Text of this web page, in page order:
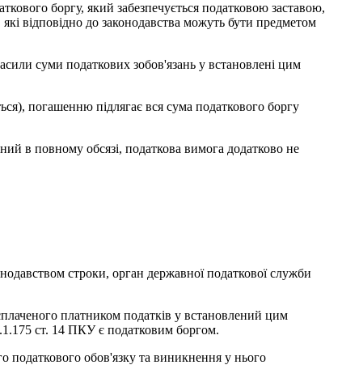
боргу, який забезпечується податковою заставою,
відповідно до законодавства можуть бути предметом
суми податкових зобов'язань у встановлені цим
погашенню підлягає вся сума податкового боргу
в повному обсязі, податкова вимога додатково не
строки, орган державної податкової служби
платником податків у встановлений цим
ст. 14 ПКУ є податковим боргом.
обов'язку та виникнення у нього